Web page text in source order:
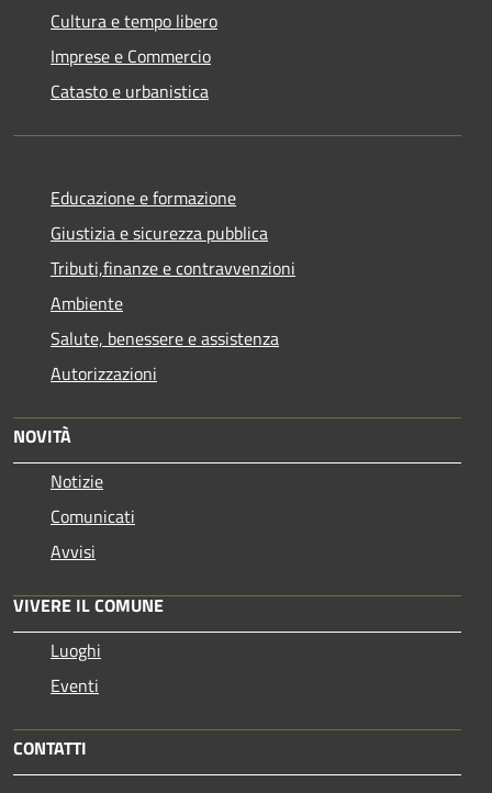
Cultura e tempo libero
Imprese e Commercio
Catasto e urbanistica
Educazione e formazione
Giustizia e sicurezza pubblica
Tributi,finanze e contravvenzioni
Ambiente
Salute, benessere e assistenza
Autorizzazioni
NOVITÀ
Notizie
Comunicati
Avvisi
VIVERE IL COMUNE
Luoghi
Eventi
CONTATTI